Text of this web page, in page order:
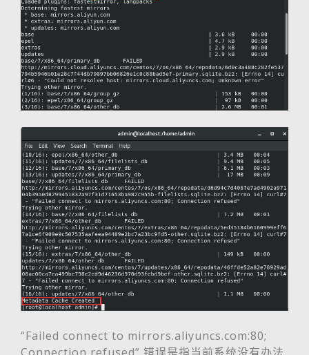
“Failed connect to mirrors.aliyuncs.com:80;
Connection refused” 错误是指当前系统没有办法